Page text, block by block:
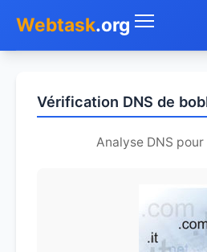
Webtask.org
Whois
Vérification DNS de
Analyse DNS pour